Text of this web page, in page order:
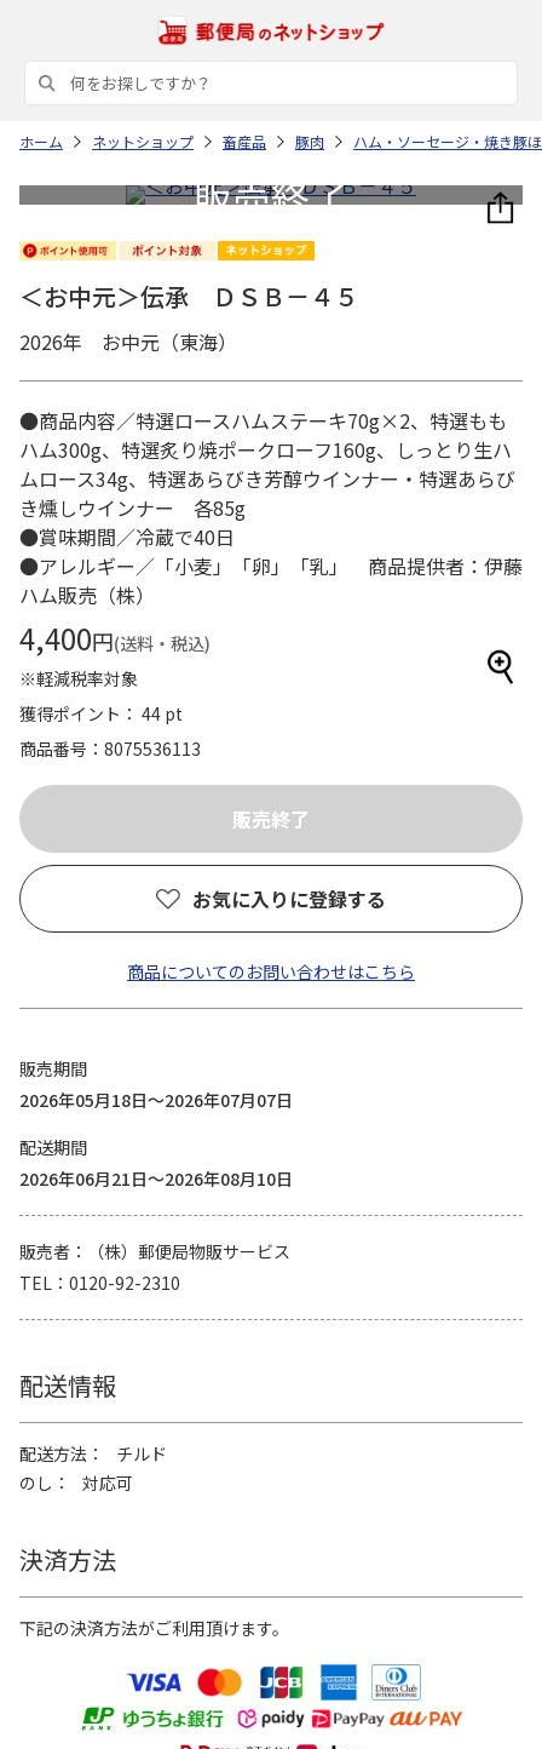
ホーム ネットショップ 畜産品 豚肉 ハム・ソーセージ・焼き豚
＜お中元＞伝承 ＤＳＢ－４５
2026年 お中元（東海）
●商品内容／特選ロースハムステーキ70g×2、特選もも
ハム300g、特選炙り焼ポークローフ160g、しっとり生ハ
ムロース34g、特選あらびき芳醇ウインナー・特選あらび
き燻しウインナー 各85g
●賞味期間／冷蔵で40日
●アレルギー／「小麦」「卵」「乳」 商品提供者：伊藤
ハム販売（株）
4,400円(送料・税込)
※軽減税率対象
獲得ポイント： 44 pt
商品番号
8075536113
お気に入りに登録する
商品についてのお問い合わせはこちら
販売期間
2026年05月18日～2026年07月07日
配送期間
2026年06月21日～2026年08月10日
販売者
（株）郵便局物販サービス
TEL
0120-92-2310
配送情報
配送方法
チルド
のし
対応可
決済方法
下記の決済方法がご利用頂けます。